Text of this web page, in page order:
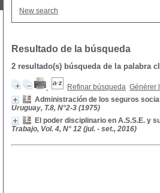
New search
Resultado de la búsqueda
2 resultado(s) búsqueda de la palabra
Refinar búsqueda Générer
Administración de los seguros
Uruguay, T.8, N°2-3 (1975)
El poder disciplinario en A.S.S.E. y
Trabajo, Vol. 4, N° 12 (jul. - set., 2016)